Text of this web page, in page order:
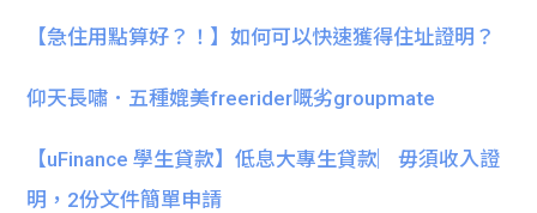
【急住用點算好？！】如何可以快速獲得住址證明？
仰天長嘯．五種媲美freerider嘅劣groupmate
【uFinance 學生貸款】低息大專生貸款︳毋須收入證
明，2份文件簡單申請